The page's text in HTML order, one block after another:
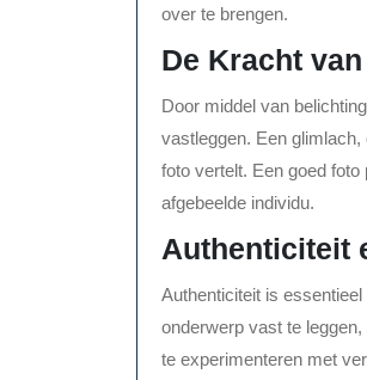
over te brengen.
De Kracht
Door middel van
vastleggen. Een glimlach,
foto vertelt. Een goed
afgebeelde individu.
Authenticiteit
Authenticiteit is
onderwerp vast te
te experimenteren met